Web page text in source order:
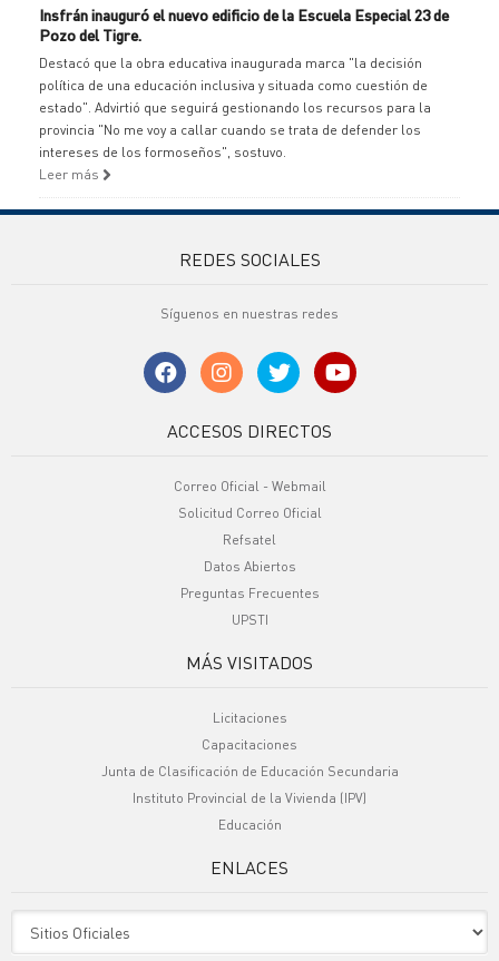
Insfrán inauguró el nuevo edificio de la Escuela Especial 23 de
Pozo del Tigre.
Destacó que la obra educativa inaugurada marca "la decisión
política de una educación inclusiva y situada como cuestión de
estado". Advirtió que seguirá gestionando los recursos para la
provincia "No me voy a callar cuando se trata de defender los
intereses de los formoseños", sostuvo.
Leer más
REDES SOCIALES
Síguenos en nuestras redes
ACCESOS DIRECTOS
Correo Oficial - Webmail
Solicitud Correo Oficial
Refsatel
Datos Abiertos
Preguntas Frecuentes
UPSTI
MÁS VISITADOS
Licitaciones
Capacitaciones
Junta de Clasificación de Educación Secundaria
Instituto Provincial de la Vivienda (IPV)
Educación
ENLACES